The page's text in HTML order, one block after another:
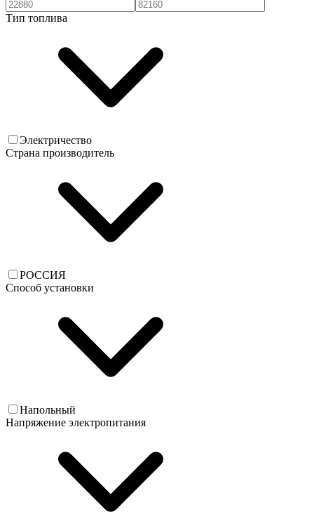
Тип топлива
Электричество
Страна производитель
РОССИЯ
Способ установки
Напольный
Напряжение электропитания